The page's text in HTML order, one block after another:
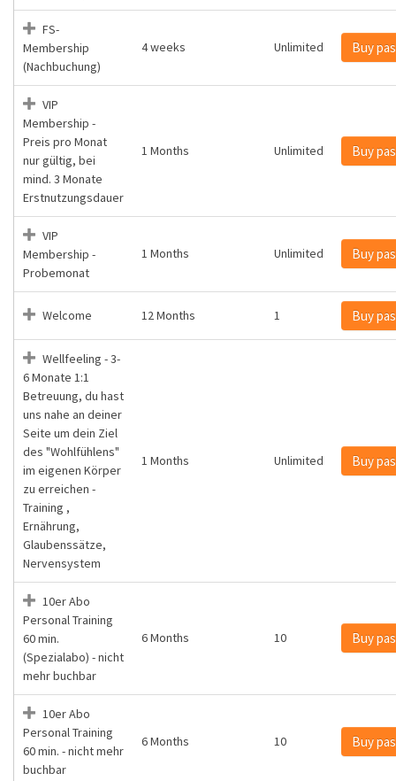
FS-
Membership
(Nachbuchung)
4 weeks Unlimited Buy
VIP
Membership -
Preis pro Monat
nur gültig, bei
mind. 3 Monate
Erstnutzungsdauer
1 Months Unlimited Buy
VIP
Membership -
Probemonat
1 Months Unlimited Buy
Welcome 12 Months 1 Buy
Wellfeeling - 3-
6 Monate 1:1
Betreuung, du hast
uns nahe an deiner
Seite um dein Ziel
des "Wohlfühlens"
im eigenen Körper
zu erreichen -
Training ,
Ernährung,
Glaubenssätze,
Nervensystem
1 Months Unlimited Buy
10er Abo
Personal Training
60 min.
(Spezialabo) - nicht
mehr buchbar
6 Months 10 Buy
10er Abo
Personal Training
60 min. - nicht mehr
buchbar
6 Months 10 Buy